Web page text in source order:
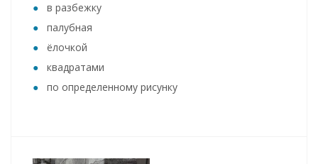
в разбежку
палубная
ёлочкой
квадратами
по определенному рисунку